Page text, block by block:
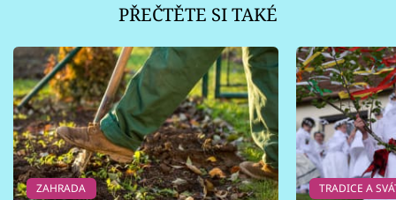
PŘEČTĚTE SI TAKÉ
ZAHRADA TRADICE A